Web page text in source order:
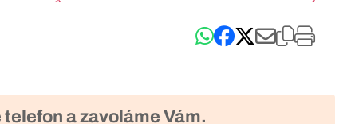
a zavoláme Vám.